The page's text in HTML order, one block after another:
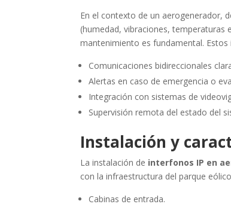
En el contexto de un aerogenerador,
(humedad, vibraciones,
mantenimiento es fundamental.
Comunicaciones bidireccionales
Alertas en caso de emergencia o
Integración con sistemas de
Supervisión remota del estado del
Instalación y
La instalación de interfonos IP en
con la infraestructura del parque
Cabinas de entrada.